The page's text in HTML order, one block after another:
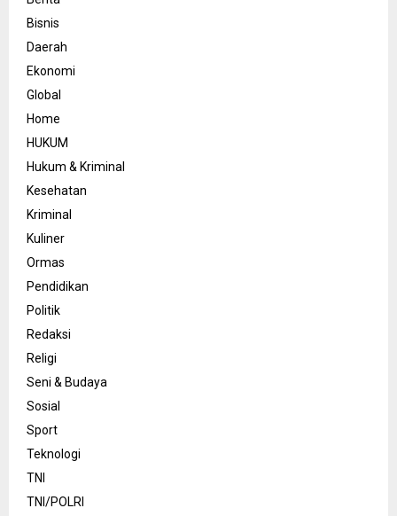
Bisnis
Daerah
Ekonomi
Global
Home
HUKUM
Hukum & Kriminal
Kesehatan
Kriminal
Kuliner
Ormas
Pendidikan
Politik
Redaksi
Religi
Seni & Budaya
Sosial
Sport
Teknologi
TNI
TNI/POLRI